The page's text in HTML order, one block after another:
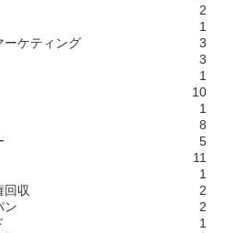
2
1
ーケティング
3
3
1
10
1
8
5
11
1
回収
2
ン
2
1